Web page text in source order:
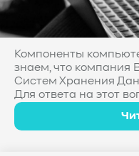
Компоненты
знаем, что компания
Систем Хранения
Для ответа на этот